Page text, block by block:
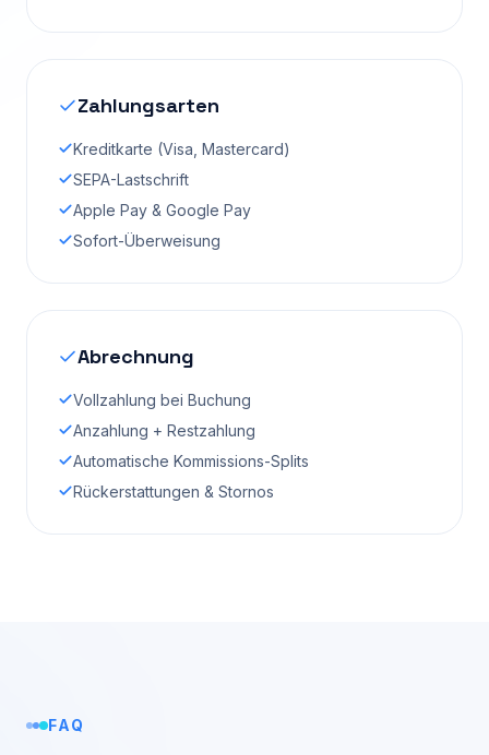
Zahlungsarten
Kreditkarte (Visa, Mastercard)
SEPA-Lastschrift
Apple Pay & Google Pay
Sofort-Überweisung
Abrechnung
Vollzahlung bei Buchung
Anzahlung + Restzahlung
Automatische Kommissions-Splits
Rückerstattungen & Stornos
FAQ